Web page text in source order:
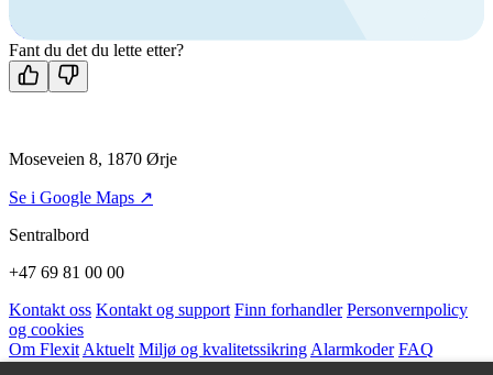
Kontakt oss
Fant du det du lette etter?
Moseveien 8, 1870 Ørje
Se i Google Maps ↗
Sentralbord
+47 69 81 00 00
Kontakt oss Kontakt og support Finn forhandler Personvernpolicy
og cookies
Om Flexit Aktuelt Miljø og kvalitetssikring Alarmkoder FAQ